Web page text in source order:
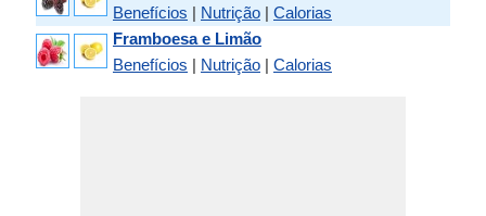
Benefícios | Nutrição | Calorias
Framboesa e Limão
Benefícios | Nutrição | Calorias